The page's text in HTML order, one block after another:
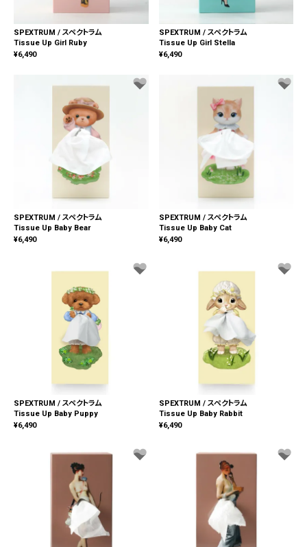
SPEXTRUM / スペクトラム
Tissue Up Girl Ruby
¥6,490
SPEXTRUM / スペクトラム
Tissue Up Girl Stella
¥6,490
SPEXTRUM / スペクトラム
Tissue Up Baby Bear
¥6,490
SPEXTRUM / スペクトラム
Tissue Up Baby Cat
¥6,490
SPEXTRUM / スペクトラム
Tissue Up Baby Puppy
¥6,490
SPEXTRUM / スペクトラム
Tissue Up Baby Rabbit
¥6,490